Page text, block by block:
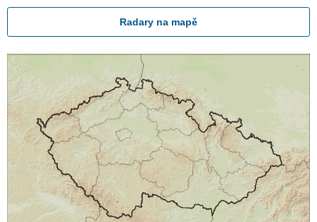
Radary na mapě